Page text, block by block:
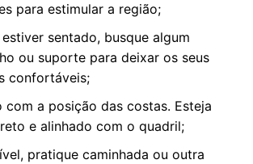
para estimular a região;
sentado, busque algum
ou suporte para deixar os seus
confortáveis;
com a posição das costas. Esteja
e alinhado com o quadril;
pratique caminhada ou outra